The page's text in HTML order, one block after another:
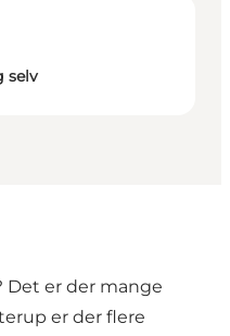
selv
Det er der mange
er der flere